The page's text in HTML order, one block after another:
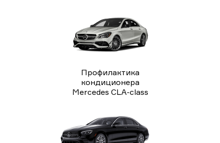
Профилактика
кондиционера
Mercedes CLA-class